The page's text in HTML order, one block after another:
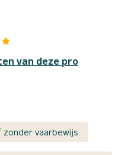
van deze pro
vaarbewijs